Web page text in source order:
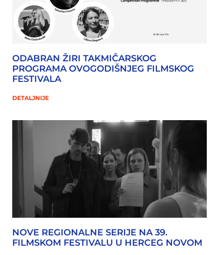
ODABRAN ŽIRI TAKMIČARSKOG
PROGRAMA OVOGODIŠNJEG FILMSKOG
FESTIVALA
DETALJNIJE
NOVE REGIONALNE SERIJE NA 39.
FILMSKOM FESTIVALU U HERCEG NOVOM